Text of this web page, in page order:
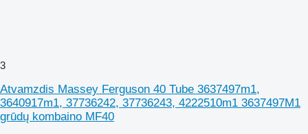
3
Atvamzdis Massey Ferguson 40 Tube 3637497m1,
3640917m1, 37736242, 37736243, 4222510m1 3637497M1
grūdų kombaino MF40